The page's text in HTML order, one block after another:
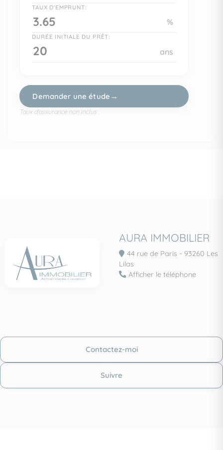
Date du DPE : Information non communiquée par l'annonceur
TAUX D'EMPRUNT:
%
DURÉE INITIALE DU PRÊT:
ans
Demander une étude
Taux d'assurance non inclus
AURA IMMOBILIER
44 rue de Paris - 93260 Les
Lilas
Afficher le téléphone
Contactez-moi
Suivre